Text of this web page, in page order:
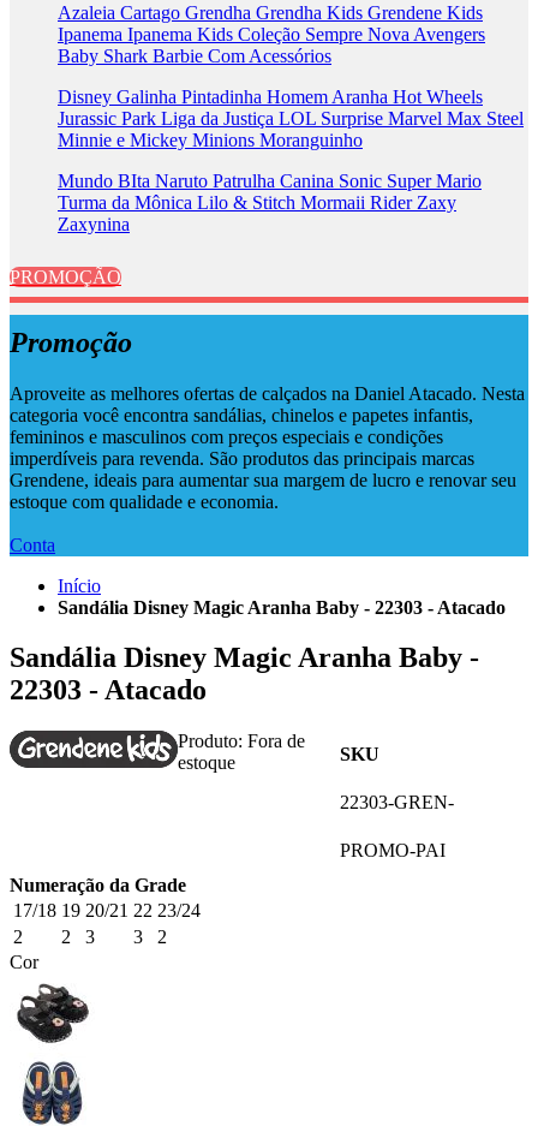
Azaleia Cartago Grendha Grendha Kids Grendene Kids
Ipanema Ipanema Kids Coleção Sempre Nova Avengers
Baby Shark Barbie Com Acessórios
Disney Galinha Pintadinha Homem Aranha Hot Wheels
Jurassic Park Liga da Justiça LOL Surprise Marvel Max Steel
Minnie e Mickey Minions Moranguinho
Mundo BIta Naruto Patrulha Canina Sonic Super Mario
Turma da Mônica Lilo & Stitch Mormaii Rider Zaxy
Zaxynina
PROMOÇÃO
Promoção
Aproveite as melhores ofertas de calçados na Daniel Atacado. Nesta
categoria você encontra sandálias, chinelos e papetes infantis,
femininos e masculinos com preços especiais e condições
imperdíveis para revenda. São produtos das principais marcas
Grendene, ideais para aumentar sua margem de lucro e renovar seu
estoque com qualidade e economia.
Conta
Início
Sandália Disney Magic Aranha Baby - 22303 - Atacado
Sandália Disney Magic Aranha Baby -
22303 - Atacado
Produto: Fora de
estoque
SKU
22303-GREN-
PROMO-PAI
Numeração da Grade
17/18 19 20/21 22 23/24
2
2 3 3
2
Cor